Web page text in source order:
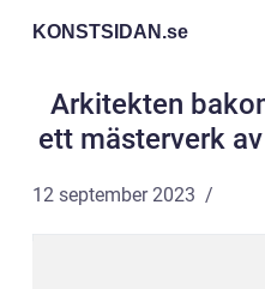
KONSTSIDAN.se
Arkitekten
ett mästerverk
12 september 2023